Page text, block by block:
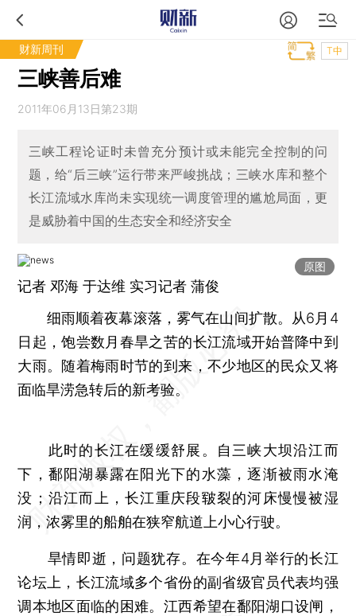
财新周刊 T中
三峡善后难
2011年06月13日第23期
三峡工程论证时未曾充分预计或未能完全控制的问
题，给“后三峡”运行带来严峻挑战；三峡水库和整个
长江流域水库尚未实现统一调度管理的尴尬局面，更
是威胁着中国的生态安全和经济安全
原图
记者 邓海于达维 实习记者 蒲俊
细雨顺着夜幕滚落，雾气在山间扩散。从6月4
日起，饱尝数月春旱之苦的长江流域开始普降中到
大雨。随着梅雨时节的到来，不少地区的民众又将
面临旱涝急转后的新考验。
此时的长江在缓缓舒展。自三峡大坝沿江而
下，鄱阳湖暴露在阳光下的水藻，逐渐被雨水淹
没；沿江而上，长江重庆段皲裂的河床慢慢被湿
润，浓雾里的船舶在狭窄航道上小心行驶。
旱情即逝，问题犹存。在今年4月举行的长江
论坛上，长江流域多个省份的副省级官员代表均强
调本地区面临的困难。江西希望在鄱阳湖口设闸，